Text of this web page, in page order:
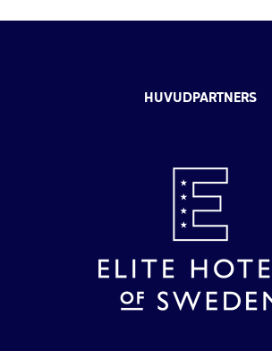
HUVUDPARTNERS